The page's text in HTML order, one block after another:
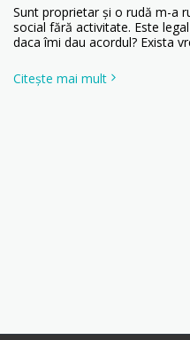
Sunt proprietar și o rudă m-a
social fără activitate. Este
daca îmi dau acordul? Exista
Citește mai mult